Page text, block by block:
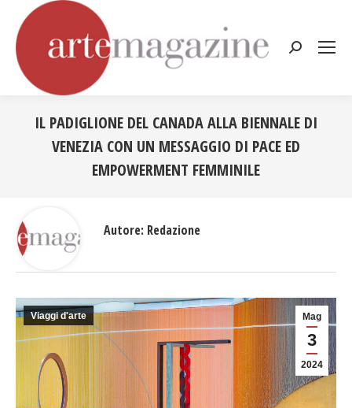
Cerca:
IL PADIGLIONE DEL CANADA ALLA BIENNALE DI
VENEZIA CON UN MESSAGGIO DI PACE ED
EMPOWERMENT FEMMINILE
Mag
3
2024
Viaggi d'arte
Autore: Redazione